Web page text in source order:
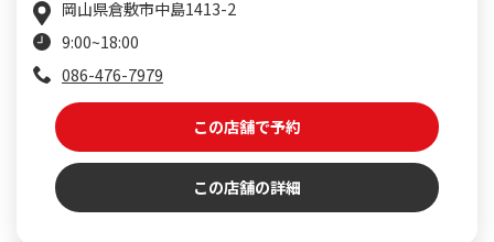
岡山県倉敷市中島1413-2
9:00~18:00
086-476-7979
この店舗で予約
この店舗の詳細